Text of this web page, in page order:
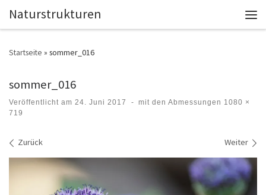
Zum Inhalt springen
Naturstrukturen
Startseite » sommer_016
sommer_016
Veröffentlicht am 24. Juni 2017 - mit den Abmessungen 1080 ×
719
Bilder Navigation
Zurück Weiter